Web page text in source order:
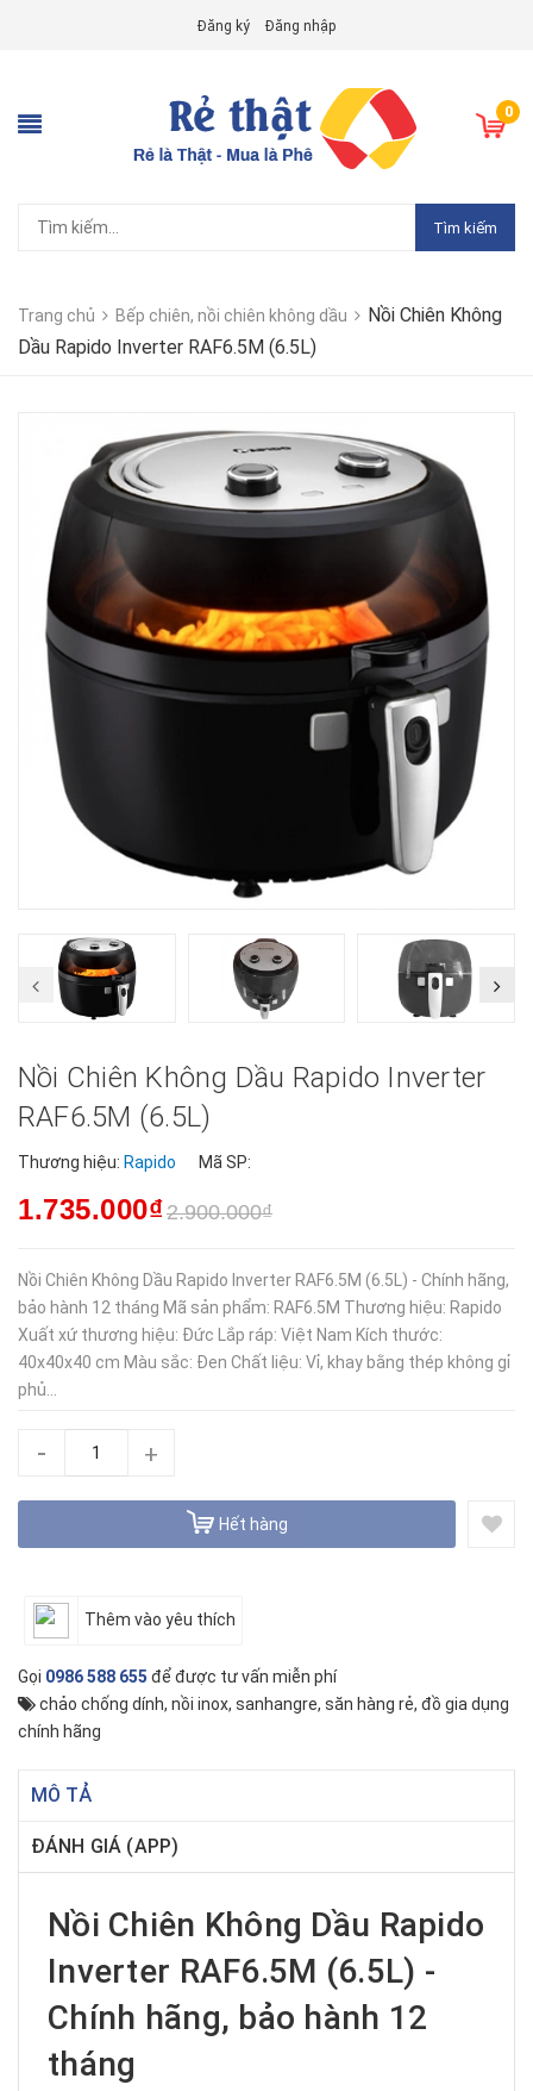
Đăng ký Đăng nhập
0
Tìm kiếm
Trang chủ Bếp chiên, nồi chiên không dầu
Nồi Chiên Không
Dầu Rapido Inverter RAF6.5M (6.5L)
Nồi Chiên Không Dầu Rapido Inverter
RAF6.5M (6.5L)
Thương hiệu: Rapido Mã SP:
1.735.000₫2.900.000₫
Nồi Chiên Không Dầu Rapido Inverter RAF6.5M (6.5L) - Chính hãng,
bảo hành 12 tháng Mã sản phẩm: RAF6.5M Thương hiệu: Rapido
Xuất xứ thương hiệu: Đức Lắp ráp: Việt Nam Kích thước:
40x40x40 cm Màu sắc: Đen Chất liệu: Vỉ, khay bằng thép không gỉ
phủ...
- +
Hết hàng
Thêm vào yêu thích
Gọi 0986 588 655 để được tư vấn miễn phí
chảo chống dính, nồi inox, sanhangre, săn hàng rẻ, đồ gia dụng
chính hãng
MÔ TẢ
ĐÁNH GIÁ (APP)
Nồi Chiên Không Dầu Rapido
Inverter RAF6.5M (6.5L) -
Chính hãng, bảo hành 12
tháng